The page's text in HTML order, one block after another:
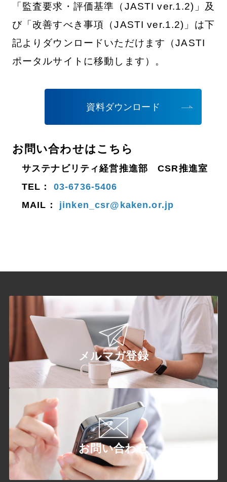
「監査要求・評価基準（JASTI ver.1.2)」及
び「改善すべき事項（JASTI ver.1.2)」は下
記よりダウンロードいただけます（JASTI
ポータルサイトに移動します）。
資料ダウンロード
お問い合わせはこちら
サステナビリティ経営推進部 CSR推進室
TEL： 03-6736-5406
MAIL： jinken_csr@kaken.or.jp
メルマガ登録
お問い合わせ